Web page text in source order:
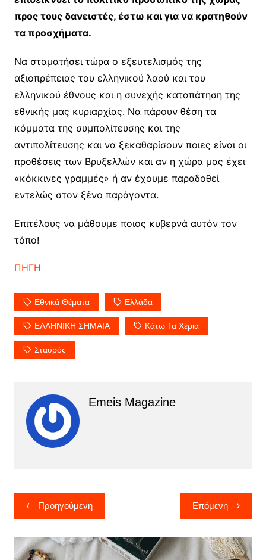
προς τους δανειστές, έστω και για να κρατηθούν
τα προσχήματα.
Να σταματήσει τώρα ο εξευτελισμός της
αξιοπρέπειας του ελληνικού λαού και του
ελληνικού έθνους και η συνεχής καταπάτηση της
εθνικής μας κυριαρχίας. Να πάρουν θέση τα
κόμματα της συμπολίτευσης και της
αντιπολίτευσης και να ξεκαθαρίσουν ποιες είναι οι
προθέσεις των Βρυξελλών και αν η χώρα μας έχει
«κόκκινες γραμμές» ή αν έχουμε παραδοθεί
εντελώς στον ξένο παράγοντα.
Επιτέλους να μάθουμε ποιος κυβερνά αυτόν τον
τόπο!
ΠΗΓΗ
Εθνικά Θέματα Ελλάδα
ΕΛΛΗΝΙΚΗ ΣΗΜΑΙΑ Κάτω Τα Χέρια
Σταυρός
Emeis Magazine
Πλοήγηση
άρθρων
Προηγούμενη Επόμενη